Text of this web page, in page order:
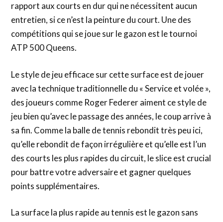
rapport aux courts en dur qui ne nécessitent aucun
entretien, si ce n’est la peinture du court. Une des
compétitions qui se joue sur le gazon est le tournoi
ATP 500 Queens.
Le style de jeu efficace sur cette surface est de jouer
avec la technique traditionnelle du « Service et volée »,
des joueurs comme Roger Federer aiment ce style de
jeu bien qu’avec le passage des années, le coup arrive à
sa fin. Comme la balle de tennis rebondit très peu ici,
qu’elle rebondit de façon irrégulière et qu’elle est l’un
des courts les plus rapides du circuit, le slice est crucial
pour battre votre adversaire et gagner quelques
points supplémentaires.
La surface la plus rapide au tennis est le gazon sans